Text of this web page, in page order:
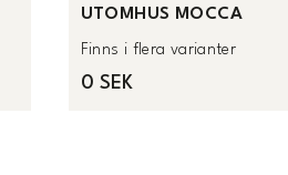
UTOMHUS MOCCA
Finns i flera varianter
0 SEK